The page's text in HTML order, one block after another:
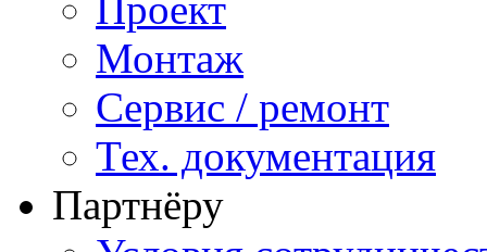
Монтаж
Сервис / ремонт
Тех. документация
Партнёру